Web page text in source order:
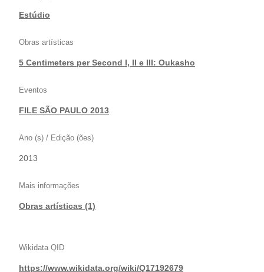
Estúdio
Obras artísticas
5 Centimeters per Second I, II e III: Oukasho
Eventos
FILE SÃO PAULO 2013
Ano (s) / Edição (ões)
2013
Mais informações
Obras artísticas (1)
Wikidata QID
https://www.wikidata.org/wiki/Q17192679